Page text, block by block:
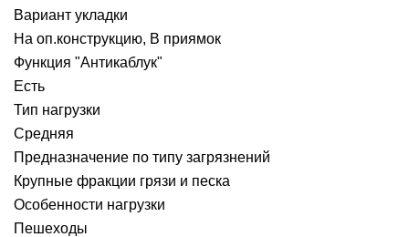
Вариант укладки
На оп.конструкцию, В приямок
Функция "Антикаблук"
Есть
Тип нагрузки
Средняя
Предназначение по типу загрязнений
Крупные фракции грязи и песка
Особенности нагрузки
Пешеходы